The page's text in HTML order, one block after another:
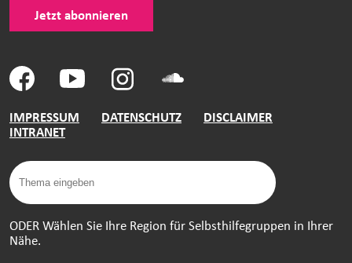
Jetzt abonnieren
IMPRESSUM DATENSCHUTZ
DISCLAIMER
INTRANET
ODER Wählen Sie Ihre Region für Selbsthilfegruppen in Ihrer
Nähe.